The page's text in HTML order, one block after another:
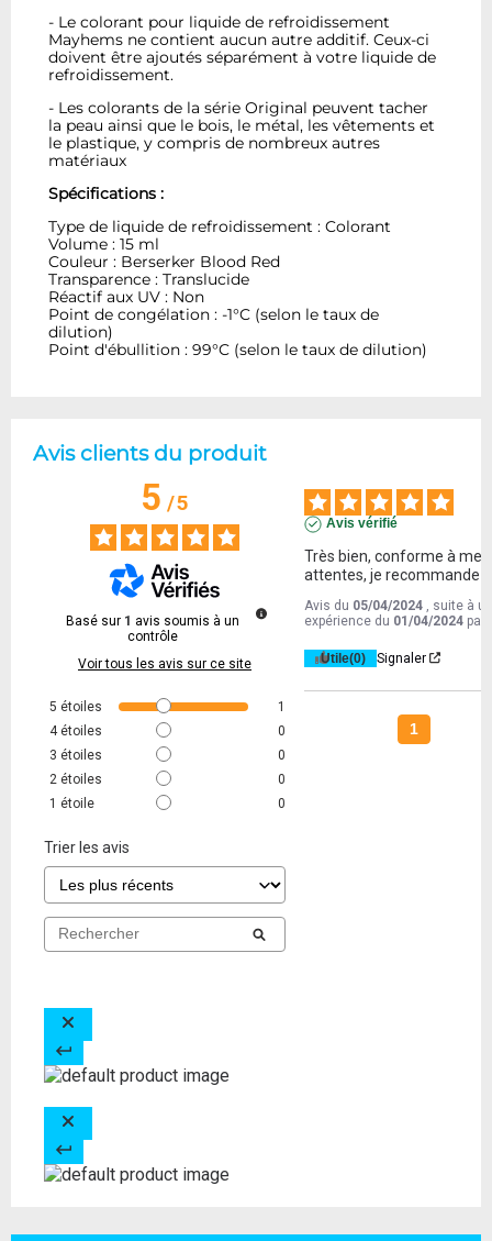
- Le colorant pour liquide de refroidissement
Mayhems ne contient aucun autre additif. Ceux-ci
doivent être ajoutés séparément à votre liquide de
refroidissement.
- Les colorants de la série Original peuvent tacher
la peau ainsi que le bois, le métal, les vêtements et
le plastique, y compris de nombreux autres
matériaux
Spécifications :
Type de liquide de refroidissement : Colorant
Volume : 15 ml
Couleur : Berserker Blood Red
Transparence : Translucide
Réactif aux UV : Non
Point de congélation : -1°C (selon le taux de
dilution)
Point d'ébullition : 99°C (selon le taux de dilution)
Avis clients du produit
5/5
Basé sur 1 avis soumis à un
contrôle
Voir tous les avis sur ce site
5 étoiles
1
4 étoiles
0
3 étoiles
0
2 étoiles
0
1 étoile 0
Trier les avis
Avis vérifié
Très bien, conforme à mes
attentes, je recommande !
Avis du 05/04/2024
, suite à
expérience du 01/04/2024 par
Utile(0) Signaler
1